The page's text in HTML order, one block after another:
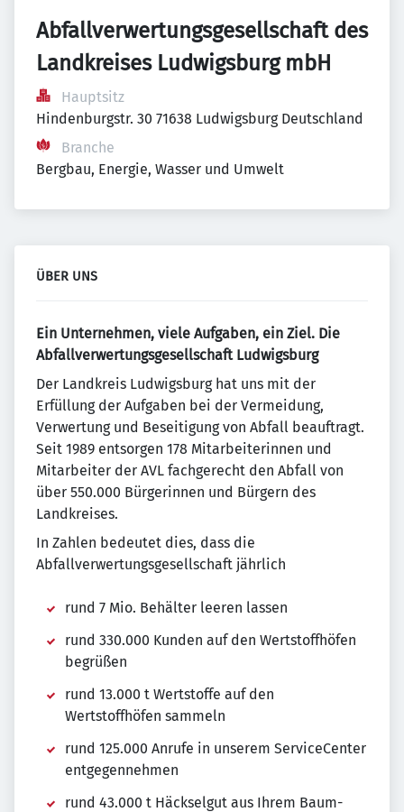
Abfallverwertungsgesellschaft des
Landkreises Ludwigsburg mbH
Hauptsitz
Hindenburgstr. 30 71638 Ludwigsburg Deutschland
Branche
Bergbau, Energie, Wasser und Umwelt
ÜBER UNS
Ein Unternehmen, viele Aufgaben, ein Ziel. Die
Abfallverwertungsgesellschaft Ludwigsburg
Der Landkreis Ludwigsburg hat uns mit der
Erfüllung der Aufgaben bei der Vermeidung,
Verwertung und Beseitigung von Abfall beauftragt.
Seit 1989 entsorgen 178 Mitarbeiterinnen und
Mitarbeiter der AVL fachgerecht den Abfall von
über 550.000 Bürgerinnen und Bürgern des
Landkreises.
In Zahlen bedeutet dies, dass die
Abfallverwertungsgesellschaft jährlich
rund 7 Mio. Behälter leeren lassen
rund 330.000 Kunden auf den Wertstoffhöfen
begrüßen
rund 13.000 t Wertstoffe auf den
Wertstoffhöfen sammeln
rund 125.000 Anrufe in unserem ServiceCenter
entgegennehmen
rund 43.000 t Häckselgut aus Ihrem Baum-